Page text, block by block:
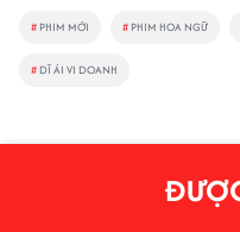
# PHIM MỚI # PHIM HOA NGỮ
# DĨ ÁI VI DOANH